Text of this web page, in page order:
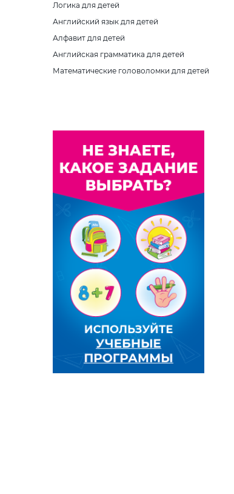
Логика для детей
Английский язык для детей
Алфавит для детей
Английская грамматика для детей
Математические головоломки для детей